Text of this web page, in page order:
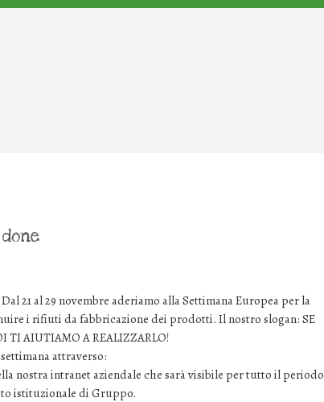
21 al 29 novembre aderiamo alla Settimana Europea per la
i rifiuti da fabbricazione dei prodotti. Il nostro slogan: SE
TI AIUTIAMO A REALIZZARLO!
attraverso:
nostra intranet aziendale che sarà visibile per tutto il periodo
istituzionale di Gruppo.